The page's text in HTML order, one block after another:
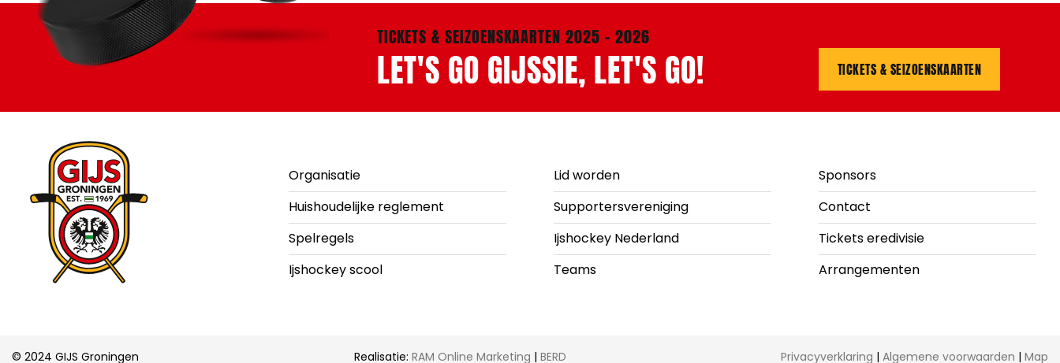
TICKETS & SEIZOENSKAARTEN 2025 - 2026
LET'S GO GIJSSIE, LET'S GO! TICKETS & SEIZOENSKAARTEN
Organisatie
Huishoudelijke reglement
Spelregels
Ijshockey scool
Lid worden
Supportersvereniging
Ijshockey Nederland
Teams
Sponsors
Contact
Tickets eredivisie
Arrangementen
© 2024 GIJS Groningen Realisatie: RAM Online Marketing | BERD Privacyverklaring | Algemene voorwaarden | Map